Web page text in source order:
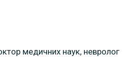
медичних наук, невролог